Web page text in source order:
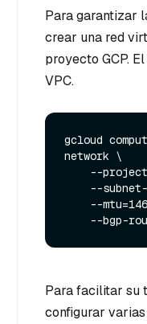
Para garantizar
crear una red
proyecto GCP.
VPC.
gcloud
network \
Para facilitar su
configurar